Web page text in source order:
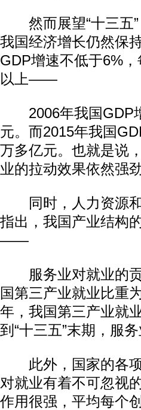
然而展望“十三五”
我国经济增长仍然保
GDP增速不低于6%
以上——
2006年我国GDP增
元。而2015年我国
万多亿元。也就是说
业的拉动效果依然强劲
同时，人力资源和
指出，我国产业结构
——
服务业对就业的贡
国第三产业就业比重
年，我国第三产业就
到“十三五”末期，服
此外，国家的各项
对就业有着不可忽视
作用很强，平均每个